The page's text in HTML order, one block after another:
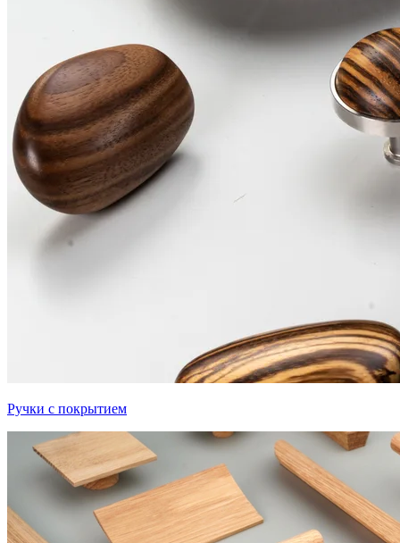
Ручки с покрытием